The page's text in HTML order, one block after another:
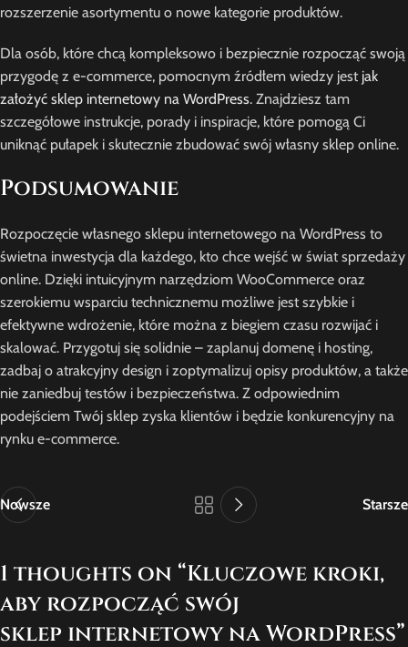
rozszerzenie asortymentu o nowe kategorie produktów.
Dla osób, które chcą kompleksowo i bezpiecznie rozpocząć swoją
przygodę z e-commerce, pomocnym źródłem wiedzy jest jak
założyć sklep internetowy na WordPress. Znajdziesz tam
szczegółowe instrukcje, porady i inspiracje, które pomogą Ci
uniknąć pułapek i skutecznie zbudować swój własny sklep online.
Podsumowanie
Rozpoczęcie własnego sklepu internetowego na WordPress to
świetna inwestycja dla każdego, kto chce wejść w świat sprzedaży
online. Dzięki intuicyjnym narzędziom WooCommerce oraz
szerokiemu wsparciu technicznemu możliwe jest szybkie i
efektywne wdrożenie, które można z biegiem czasu rozwijać i
skalować. Przygotuj się solidnie – zaplanuj domenę i hosting,
zadbaj o atrakcyjny design i zoptymalizuj opisy produktów, a także
nie zaniedbuj testów i bezpieczeństwa. Z odpowiednim
podejściem Twój sklep zyska klientów i będzie konkurencyjny na
rynku e-commerce.
Nowsze Starsze
1 thoughts on “Kluczowe kroki,
aby rozpocząć swój
sklep internetowy na WordPress”